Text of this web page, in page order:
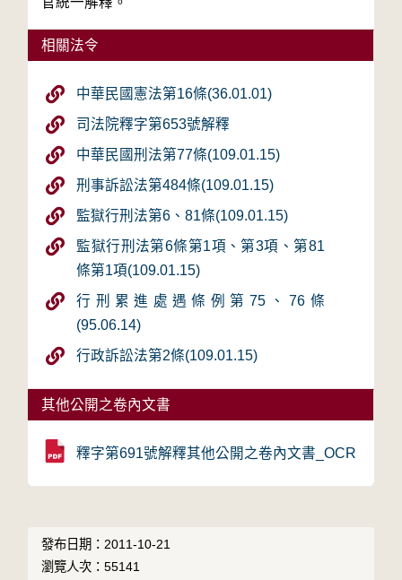
相關法令
中華民國憲法第16條(36.01.01)
司法院釋字第653號解釋
中華民國刑法第77條(109.01.15)
刑事訴訟法第484條(109.01.15)
監獄行刑法第6、81條(109.01.15)
監獄行刑法第6條第1項、第3項、第81
條第1項(109.01.15)
行刑累進處遇條例第75、76條
(95.06.14)
行政訴訟法第2條(109.01.15)
其他公開之卷內文書
釋字第691號解釋其他公開之卷內文書_OCR
發布日期：2011-10-21
瀏覽人次：55141